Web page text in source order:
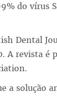
do vírus
Dental
A revista é
a solução